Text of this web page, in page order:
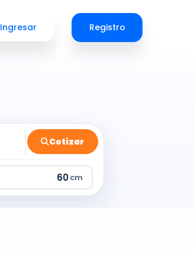
Ingresar Registro
Cotizar
cm